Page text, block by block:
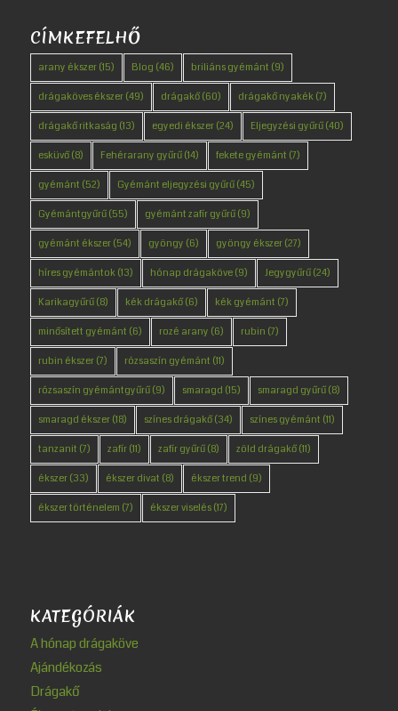
CÍMKEFELHŐ
arany ékszer(15) Blog (46) briliáns gyémánt (9)
drágaköves ékszer(49) drágakő(60) drágakő nyakék(7)
drágakő ritkaság (13) egyedi ékszer(24) Eljegyzési gyűrű(40)
esküvő(8) Fehérarany gyűrű(14) fekete gyémánt (7)
gyémánt (52) Gyémánt eljegyzési gyűrű(45)
Gyémántgyűrű(55) gyémánt zafír gyűrű(9)
gyémánt ékszer(54) gyöngy (6) gyöngy ékszer(27)
híres gyémántok(13) hónap drágaköve(9) Jegygyűrű(24)
Karikagyűrű(8) kék drágakő(6) kék gyémánt (7)
minősített gyémánt (6) rozé arany (6) rubin (7)
rubin ékszer(7) rózsaszín gyémánt (11)
rózsaszín gyémántgyűrű(9) smaragd (15) smaragd gyűrű(8)
smaragd ékszer(18) színes drágakő(34) színes gyémánt (11)
tanzanit (7) zafír(11) zafír gyűrű(8) zöld drágakő(11)
ékszer(33) ékszer divat (8) ékszer trend (9)
ékszer történelem (7) ékszer viselés(17)
KATEGÓRIÁK
A hónap drágaköve
Ajándékozás
Drágakő